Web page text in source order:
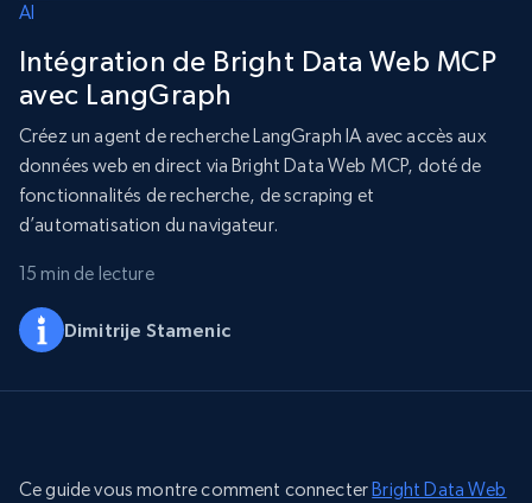
AI
Intégration de Bright Data Web MCP
avec LangGraph
Créez un agent de recherche LangGraph IA avec accès aux
données web en direct via Bright Data Web MCP, doté de
fonctionnalités de recherche, de scraping et
d’automatisation du navigateur.
15 min de lecture
Dimitrije Stamenic
Ce guide vous montre comment connecter Bright Data Web